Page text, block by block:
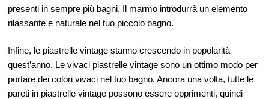
presenti in sempre più bagni. Il marmo introdurrà un elemento
rilassante e naturale nel tuo piccolo bagno.
Infine, le piastrelle vintage stanno crescendo in popolarità
quest’anno. Le vivaci piastrelle vintage sono un ottimo modo per
portare dei colori vivaci nel tuo bagno. Ancora una volta, tutte le
pareti in piastrelle vintage possono essere opprimenti, quindi